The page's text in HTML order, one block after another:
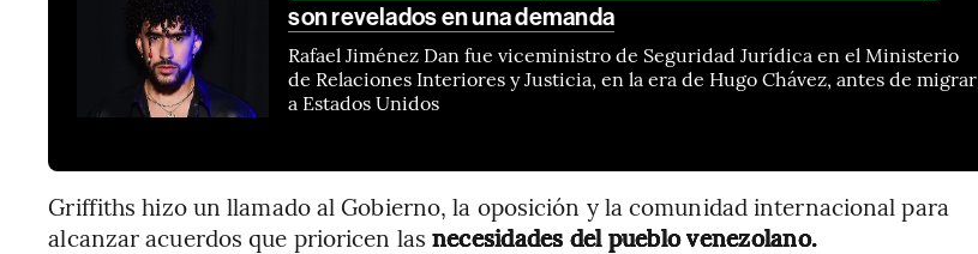
son revelados en una demanda
Rafael Jiménez Dan fue viceministro de Seguridad Jurídica en el Ministerio
de Relaciones Interiores y Justicia, en la era de Hugo Chávez, antes de migrar
a Estados Unidos
Griffiths hizo un llamado al Gobierno, la oposición y la comunidad internacional para
alcanzar acuerdos que prioricen las necesidades del pueblo venezolano.